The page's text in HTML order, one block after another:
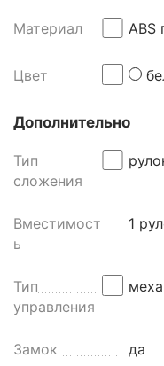
о
в
ы
я
к
о
п
р
д
н
з
Материал ABS
Цвет
Дополнительно
Тип
сложения
Вместимост
ь
1
Тип
управления
Замок да